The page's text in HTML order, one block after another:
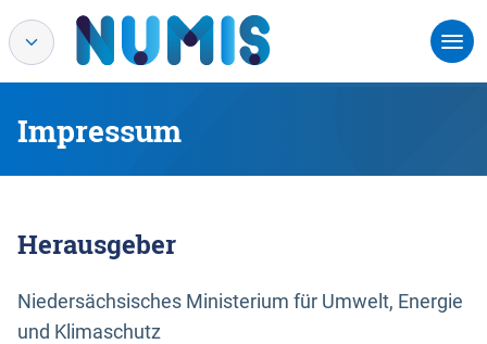
Impressum
Herausgeber
Niedersächsisches Ministerium für Umwelt, Energie
und Klimaschutz